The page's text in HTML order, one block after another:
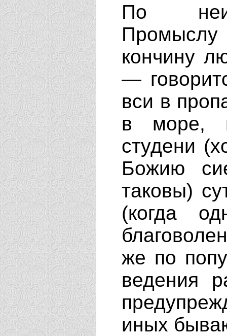
По
Промыслу
кончину
—
вси в
в море,
студени
Божию
таковы)
(когда
же по
ведения
иных